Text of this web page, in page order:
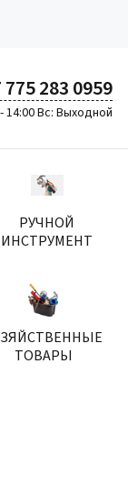
775 283 0959
14:00 Вс: Выходной
РУЧНОЙ
ИНСТРУМЕНТ
ТОВАРЫ